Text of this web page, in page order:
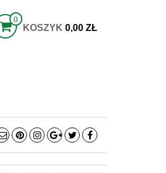
0
KOSZYK 0,00 ZŁ